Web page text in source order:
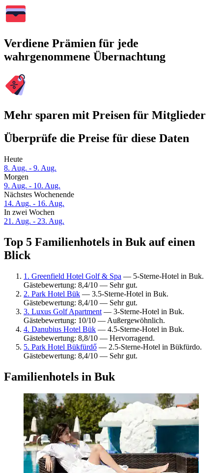
Verdiene Prämien für jede
wahrgenommene Übernachtung
Mehr sparen mit Preisen für Mitglieder
Überprüfe die Preise für diese Daten
Heute
8. Aug. - 9. Aug.
Morgen
9. Aug. - 10. Aug.
Nächstes Wochenende
14. Aug. - 16. Aug.
In zwei Wochen
21. Aug. - 23. Aug.
Top 5 Familienhotels in Buk auf einen
Blick
1. Greenfield Hotel Golf & Spa — 5-Sterne-Hotel in Buk.
Gästebewertung: 8,4/10 — Sehr gut.
2. Park Hotel Bük — 3.5-Sterne-Hotel in Buk.
Gästebewertung: 8,4/10 — Sehr gut.
3. Luxus Golf Apartment — 3-Sterne-Hotel in Buk.
Gästebewertung: 10/10 — Außergewöhnlich.
4. Danubius Hotel Bük — 4.5-Sterne-Hotel in Buk.
Gästebewertung: 8,8/10 — Hervorragend.
5. Park Hotel Bükfürdő — 2.5-Sterne-Hotel in Bükfürdo.
Gästebewertung: 8,4/10 — Sehr gut.
Familienhotels in Buk